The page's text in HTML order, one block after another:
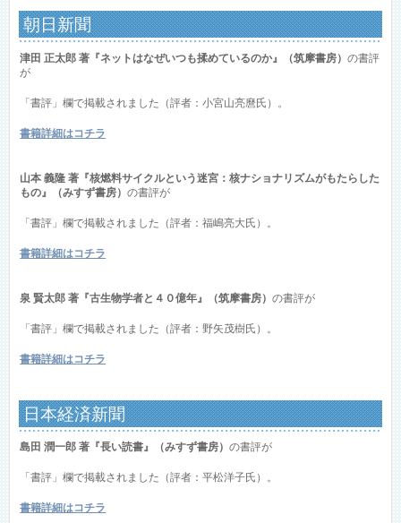
朝日新聞
津田 正太郎 著『ネットはなぜいつも揉めているのか』（筑摩書房）の書評
が
「書評」欄で掲載されました（評者：小宮山亮麿氏）。
書籍詳細はコチラ
山本 義隆 著『核燃料サイクルという迷宮：核ナショナリズムがもたらした
もの』（みすず書房）の書評が
「書評」欄で掲載されました（評者：福嶋亮大氏）。
書籍詳細はコチラ
泉 賢太郎 著『古生物学者と４０億年』（筑摩書房）の書評が
「書評」欄で掲載されました（評者：野矢茂樹氏）。
書籍詳細はコチラ
日本経済新聞
島田 潤一郎 著『長い読書』（みすず書房）の書評が
「書評」欄で掲載されました（評者：平松洋子氏）。
書籍詳細はコチラ